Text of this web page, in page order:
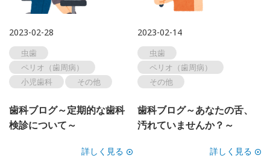
2023-02-28
虫歯
ペリオ（歯周病）
小児歯科
その他
歯科ブログ～定期的な歯科
検診について～
詳しく見る
2023-02-14
虫歯
ペリオ（歯周病）
その他
歯科ブログ～あなたの舌、
汚れていませんか？～
詳しく見る